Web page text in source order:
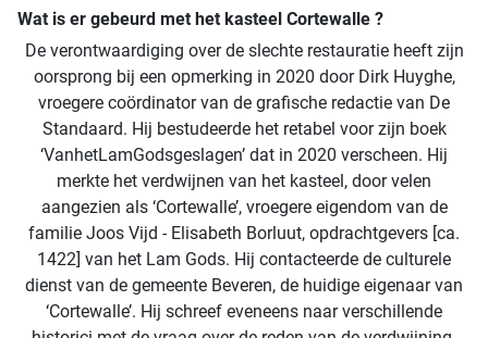
Wat is er gebeurd met het kasteel Cortewalle ?
De verontwaardiging over de slechte restauratie heeft zijn
oorsprong bij een opmerking in 2020 door Dirk Huyghe,
vroegere coördinator van de grafische redactie van De
Standaard. Hij bestudeerde het retabel voor zijn boek
‘VanhetLamGodsgeslagen’ dat in 2020 verscheen. Hij
merkte het verdwijnen van het kasteel, door velen
aangezien als ‘Cortewalle’, vroegere eigendom van de
familie Joos Vijd - Elisabeth Borluut, opdrachtgevers [ca.
1422] van het Lam Gods. Hij contacteerde de culturele
dienst van de gemeente Beveren, de huidige eigenaar van
‘Cortewalle’. Hij schreef eveneens naar verschillende